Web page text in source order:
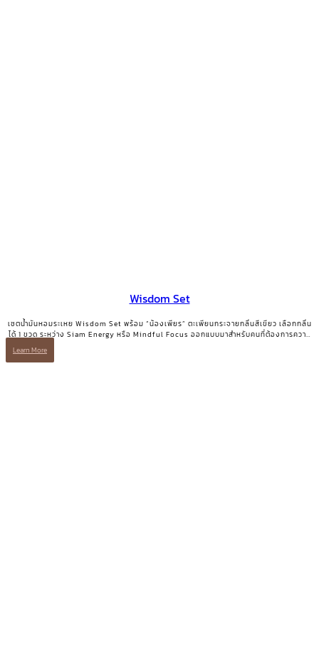
Wisdom Set
เซตน้ำมันหอมระเหย Wisdom Set พร้อม “น้องเพียร” ตะเพียนกระจายกลิ่นสีเขียว เลือกกลิ่น
ได้ 1 ขวด ระหว่าง Siam Energy หรือ Mindful Focus ออกแบบมาสำหรับคนที่ต้องการความ
Learn More